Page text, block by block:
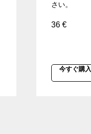
さい。
36 €
今すぐ購入